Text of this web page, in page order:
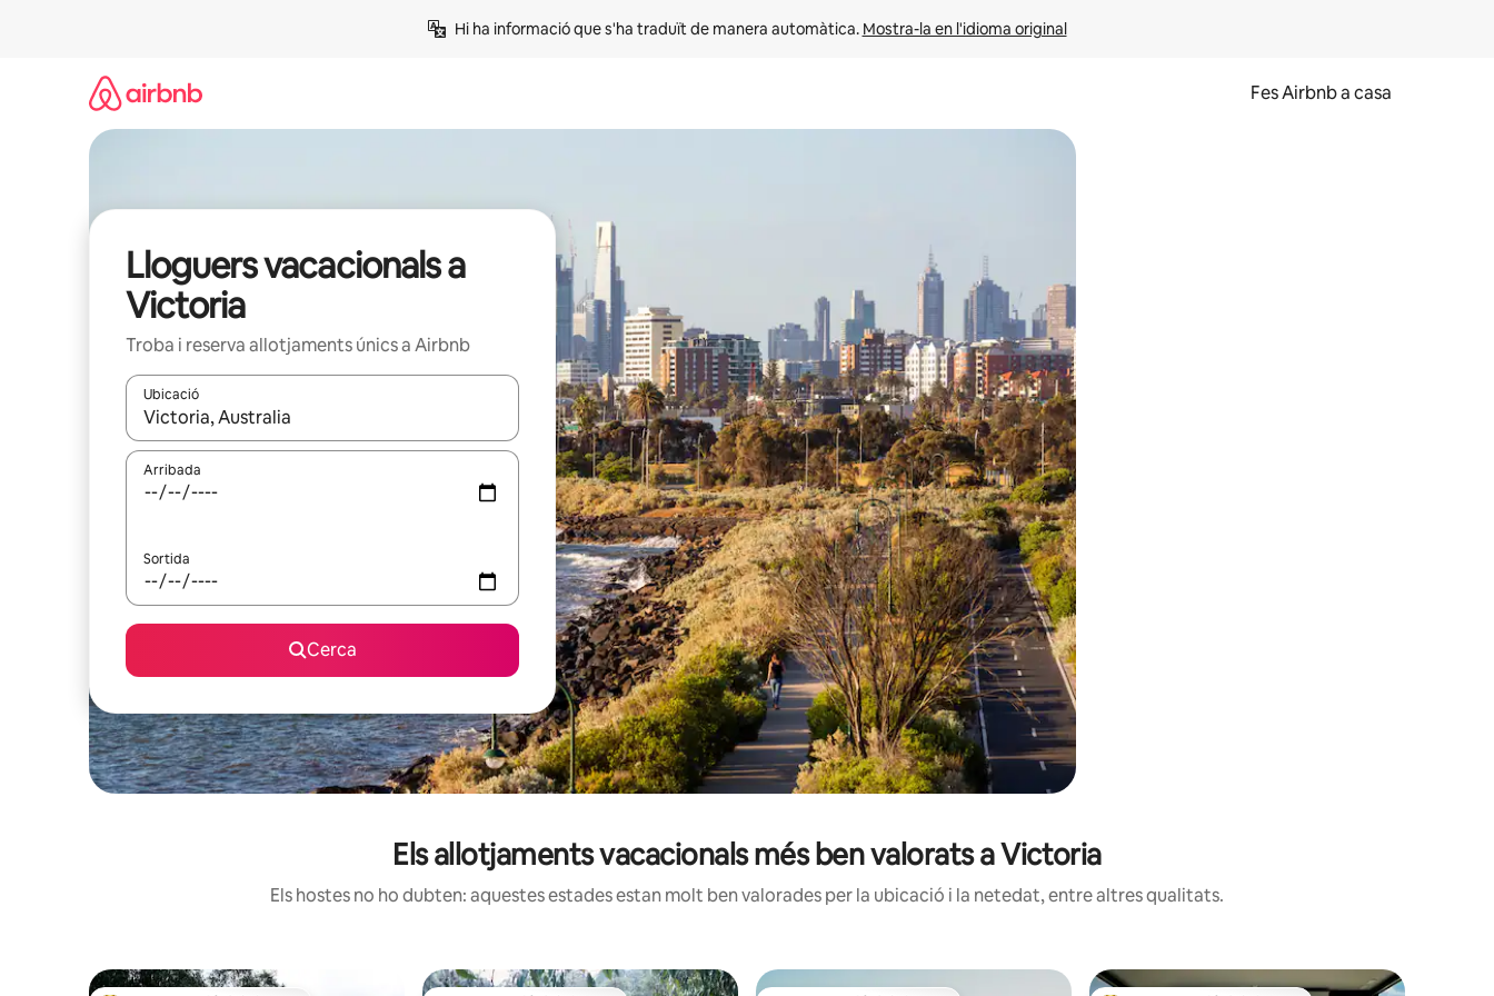
Hi ha informació que s'ha traduït de manera automàtica. Mostra-la en l'idioma original
Fes Airbnb a casa
Lloguers vacacionals a
Victoria
Troba i reserva allotjaments únics a Airbnb
Ubicació
Quan els resultats estiguin disponibles, podràs navegar-hi a través de les tecles de les fletxes (amunt i avall), o bé fent un toc a la pantalla o fent-hi lliscar el dit.
Arribada
Sortida
Cerca
Els allotjaments vacacionals més ben valorats a Victoria
Els hostes no ho dubten: aquestes estades estan molt ben valorades per la ubicació i la netedat, entre altres qualitats.